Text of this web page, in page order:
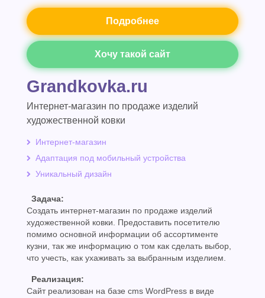
Подробнее
Хочу такой сайт
Grandkovka.ru
Интернет-магазин по продаже изделий
художественной ковки
Интернет-магазин
Адаптация под мобильный устройства
Уникальный дизайн
Задача:
Создать интернет-магазин по продаже изделий
художественной ковки. Предоставить посетителю
помимо основной информации об ассортименте
кузни, так же информацию о том как сделать выбор,
что учесть, как ухаживать за выбранным изделием.
Реализация:
Сайт реализован на базе cms WordPress в виде